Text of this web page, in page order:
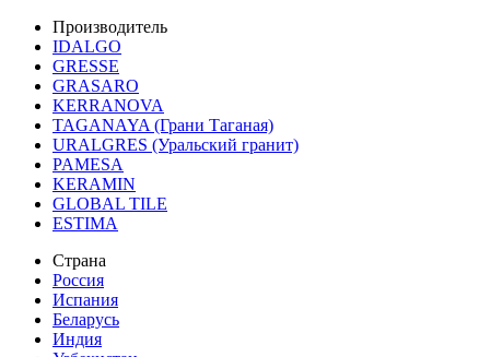
Производитель
IDALGO
GRESSE
GRASARO
KERRANOVA
TAGANAYA (Грани Таганая)
URALGRES (Уральский гранит)
PAMESA
KERAMIN
GLOBAL TILE
ESTIMA
Страна
Россия
Испания
Беларусь
Индия